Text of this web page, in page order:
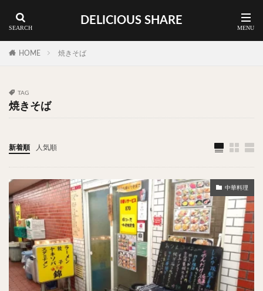
DELICIOUS SHARE
HOME 焼きそば
TAG
焼きそば
新着順 人気順
中華料理
料理ジャンルから探す
エリア・料理から探す
下北沢 人形町
四ツ谷 大井町 大崎 大森 学芸大学
広尾 御徒町 御成門 御茶ノ水 新宿
新橋 本郷三丁目 東京 武蔵小山 水道橋
池尻大橋 浅草 浅草橋 浜松町
渋谷 田町 白金高輪 祐天寺 神保町
神楽坂 神田 神谷町 秋葉原 立ち食い
自由が丘 蒲田 虎ノ門 表参道 銀座